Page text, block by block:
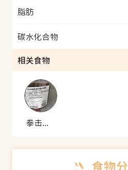
脂肪
碳水化合物
相关食物
拳击虾 青花椒